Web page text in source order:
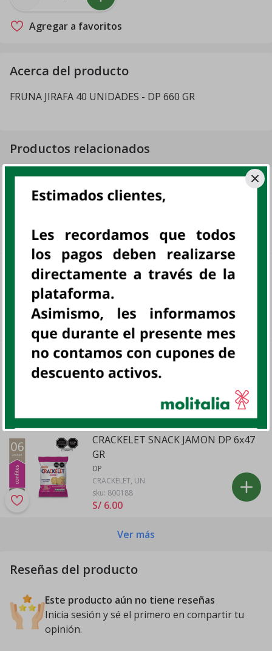
Agregar a favoritos
Acerca del producto
FRUNA JIRAFA 40 UNIDADES - DP 660 GR
Productos relacionados
COSTA MECANO MANJAR 32x19 GR
DP
S/ 24.30
WAFER NIK FRESA DP 6 UNIDADES
DP
NIK, DISP
S/ 3 99
GOMAS GUSANOS GRANEL 480 GR
UN
sku: 801662
CRACKELET SNACK JAMON DP 6x47
GR
DP
CRACKELET, UN
sku: 800188
S/ 6.00
Ver más
Reseñas del producto
Este producto aún no tiene reseñas
Inicia sesión y sé el primero en compartir tu
opinión.